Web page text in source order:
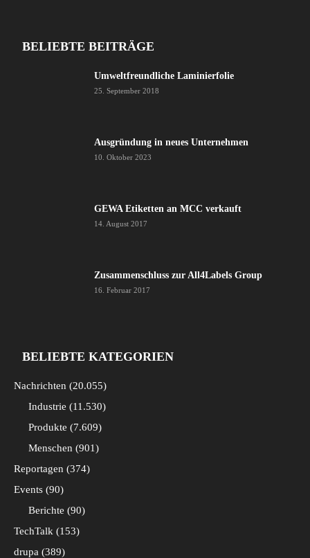
BELIEBTE BEITRÄGE
Umweltfreundliche Laminierfolie
25. September 2018
Ausgründung in neues Unternehmen
10. Oktober 2023
GEWA Etiketten an MCC verkauft
14. August 2017
Zusammenschluss zur All4Labels Group
16. Februar 2017
BELIEBTE KATEGORIEN
Nachrichten
20.055
Industrie
11.530
Produkte
7.609
Menschen
901
Reportagen
374
Events 90
Berichte
90
TechTalk
153
drupa
389